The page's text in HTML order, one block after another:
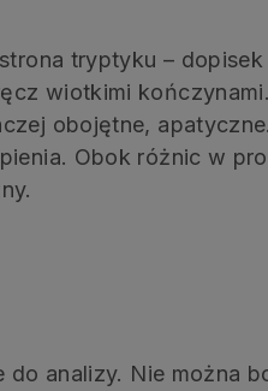
tryptyku – dopisek
wiotkimi
obojętne,
Obok różnic w
analizy. Nie można